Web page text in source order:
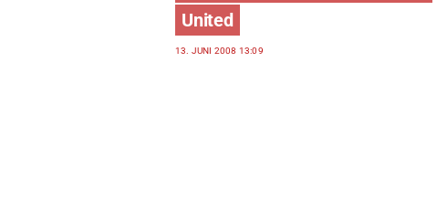
United
13. JUNI 2008 13:09